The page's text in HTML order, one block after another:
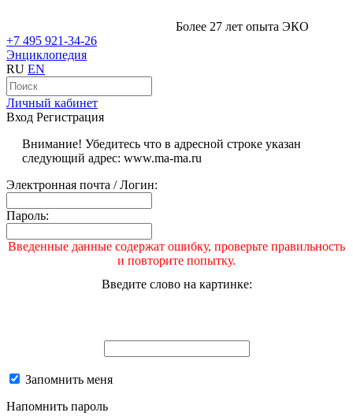
Более 27 лет опыта ЭКО
+7 495 921-34-26
Энциклопедия
RU EN
Личный кабинет
Вход Регистрация
Внимание! Убедитесь что в адресной строке указан
следующий адрес: www.ma-ma.ru
Электронная почта / Логин:
Пароль:
Введенные данные содержат ошибку, проверьте правильность
и повторите попытку.
Введите слово на картинке:
Запомнить меня
Напомнить пароль